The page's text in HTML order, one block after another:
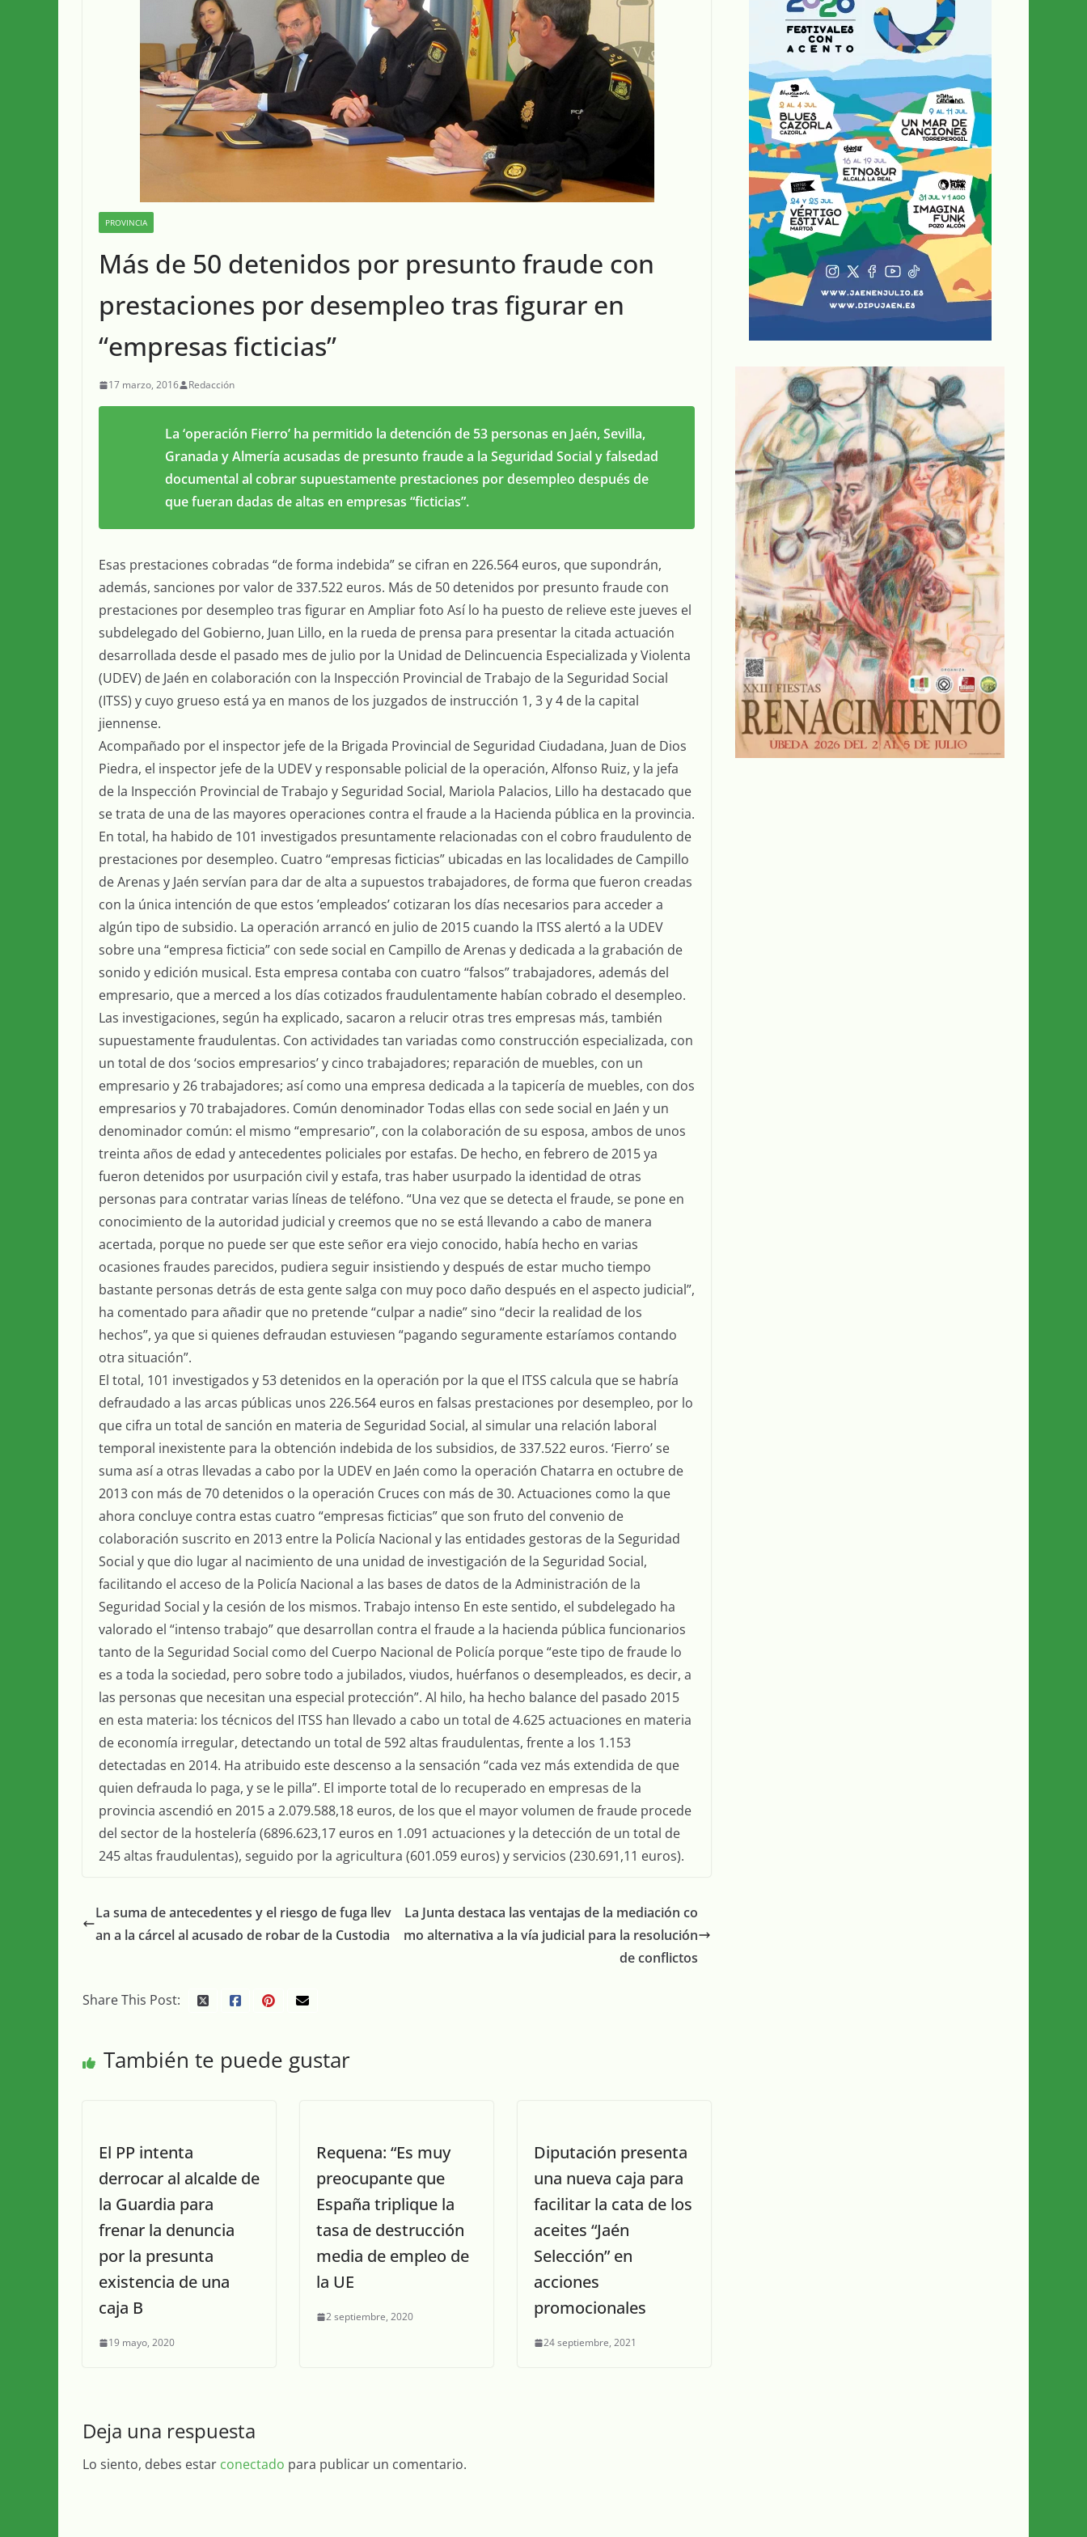
PROVINCIA
Más de 50 detenidos por presunto fraude con
prestaciones por desempleo tras figurar en
“empresas ficticias”
17 marzo, 2016 Redacción
La ‘operación Fierro’ ha permitido la detención de 53 personas en Jaén, Sevilla,
Granada y Almería acusadas de presunto fraude a la Seguridad Social y falsedad
documental al cobrar supuestamente prestaciones por desempleo después de
que fueran dadas de altas en empresas “ficticias”.
Esas prestaciones cobradas “de forma indebida” se cifran en 226.564 euros, que supondrán,
además, sanciones por valor de 337.522 euros. Más de 50 detenidos por presunto fraude con
prestaciones por desempleo tras figurar en Ampliar foto Así lo ha puesto de relieve este jueves el
subdelegado del Gobierno, Juan Lillo, en la rueda de prensa para presentar la citada actuación
desarrollada desde el pasado mes de julio por la Unidad de Delincuencia Especializada y Violenta
(UDEV) de Jaén en colaboración con la Inspección Provincial de Trabajo de la Seguridad Social
(ITSS) y cuyo grueso está ya en manos de los juzgados de instrucción 1, 3 y 4 de la capital
jiennense.
Acompañado por el inspector jefe de la Brigada Provincial de Seguridad Ciudadana, Juan de Dios
Piedra, el inspector jefe de la UDEV y responsable policial de la operación, Alfonso Ruiz, y la jefa
de la Inspección Provincial de Trabajo y Seguridad Social, Mariola Palacios, Lillo ha destacado que
se trata de una de las mayores operaciones contra el fraude a la Hacienda pública en la provincia.
En total, ha habido de 101 investigados presuntamente relacionadas con el cobro fraudulento de
prestaciones por desempleo. Cuatro “empresas ficticias” ubicadas en las localidades de Campillo
de Arenas y Jaén servían para dar de alta a supuestos trabajadores, de forma que fueron creadas
con la única intención de que estos ’empleados’ cotizaran los días necesarios para acceder a
algún tipo de subsidio. La operación arrancó en julio de 2015 cuando la ITSS alertó a la UDEV
sobre una “empresa ficticia” con sede social en Campillo de Arenas y dedicada a la grabación de
sonido y edición musical. Esta empresa contaba con cuatro “falsos” trabajadores, además del
empresario, que a merced a los días cotizados fraudulentamente habían cobrado el desempleo.
Las investigaciones, según ha explicado, sacaron a relucir otras tres empresas más, también
supuestamente fraudulentas. Con actividades tan variadas como construcción especializada, con
un total de dos ‘socios empresarios’ y cinco trabajadores; reparación de muebles, con un
empresario y 26 trabajadores; así como una empresa dedicada a la tapicería de muebles, con dos
empresarios y 70 trabajadores. Común denominador Todas ellas con sede social en Jaén y un
denominador común: el mismo “empresario”, con la colaboración de su esposa, ambos de unos
treinta años de edad y antecedentes policiales por estafas. De hecho, en febrero de 2015 ya
fueron detenidos por usurpación civil y estafa, tras haber usurpado la identidad de otras
personas para contratar varias líneas de teléfono. “Una vez que se detecta el fraude, se pone en
conocimiento de la autoridad judicial y creemos que no se está llevando a cabo de manera
acertada, porque no puede ser que este señor era viejo conocido, había hecho en varias
ocasiones fraudes parecidos, pudiera seguir insistiendo y después de estar mucho tiempo
bastante personas detrás de esta gente salga con muy poco daño después en el aspecto judicial”,
ha comentado para añadir que no pretende “culpar a nadie” sino “decir la realidad de los
hechos”, ya que si quienes defraudan estuviesen “pagando seguramente estaríamos contando
otra situación”.
El total, 101 investigados y 53 detenidos en la operación por la que el ITSS calcula que se habría
defraudado a las arcas públicas unos 226.564 euros en falsas prestaciones por desempleo, por lo
que cifra un total de sanción en materia de Seguridad Social, al simular una relación laboral
temporal inexistente para la obtención indebida de los subsidios, de 337.522 euros. ‘Fierro’ se
suma así a otras llevadas a cabo por la UDEV en Jaén como la operación Chatarra en octubre de
2013 con más de 70 detenidos o la operación Cruces con más de 30. Actuaciones como la que
ahora concluye contra estas cuatro “empresas ficticias” que son fruto del convenio de
colaboración suscrito en 2013 entre la Policía Nacional y las entidades gestoras de la Seguridad
Social y que dio lugar al nacimiento de una unidad de investigación de la Seguridad Social,
facilitando el acceso de la Policía Nacional a las bases de datos de la Administración de la
Seguridad Social y la cesión de los mismos. Trabajo intenso En este sentido, el subdelegado ha
valorado el “intenso trabajo” que desarrollan contra el fraude a la hacienda pública funcionarios
tanto de la Seguridad Social como del Cuerpo Nacional de Policía porque “este tipo de fraude lo
es a toda la sociedad, pero sobre todo a jubilados, viudos, huérfanos o desempleados, es decir, a
las personas que necesitan una especial protección”. Al hilo, ha hecho balance del pasado 2015
en esta materia: los técnicos del ITSS han llevado a cabo un total de 4.625 actuaciones en materia
de economía irregular, detectando un total de 592 altas fraudulentas, frente a los 1.153
detectadas en 2014. Ha atribuido este descenso a la sensación “cada vez más extendida de que
quien defrauda lo paga, y se le pilla”. El importe total de lo recuperado en empresas de la
provincia ascendió en 2015 a 2.079.588,18 euros, de los que el mayor volumen de fraude procede
del sector de la hostelería (6896.623,17 euros en 1.091 actuaciones y la detección de un total de
245 altas fraudulentas), seguido por la agricultura (601.059 euros) y servicios (230.691,11 euros).
La suma de antecedentes y el riesgo de fuga llev
an a la cárcel al acusado de robar de la Custodia
La Junta destaca las ventajas de la mediación co
mo alternativa a la vía judicial para la resolución
de conflictos
Share This Post:
También te puede gustar
El PP intenta
derrocar al alcalde de
la Guardia para
frenar la denuncia
por la presunta
existencia de una
caja B
19 mayo, 2020
Requena: “Es muy
preocupante que
España triplique la
tasa de destrucción
media de empleo de
la UE
2 septiembre, 2020
Diputación presenta
una nueva caja para
facilitar la cata de los
aceites “Jaén
Selección” en
acciones
promocionales
24 septiembre, 2021
Deja una respuesta
Lo siento, debes estar conectado para publicar un comentario.